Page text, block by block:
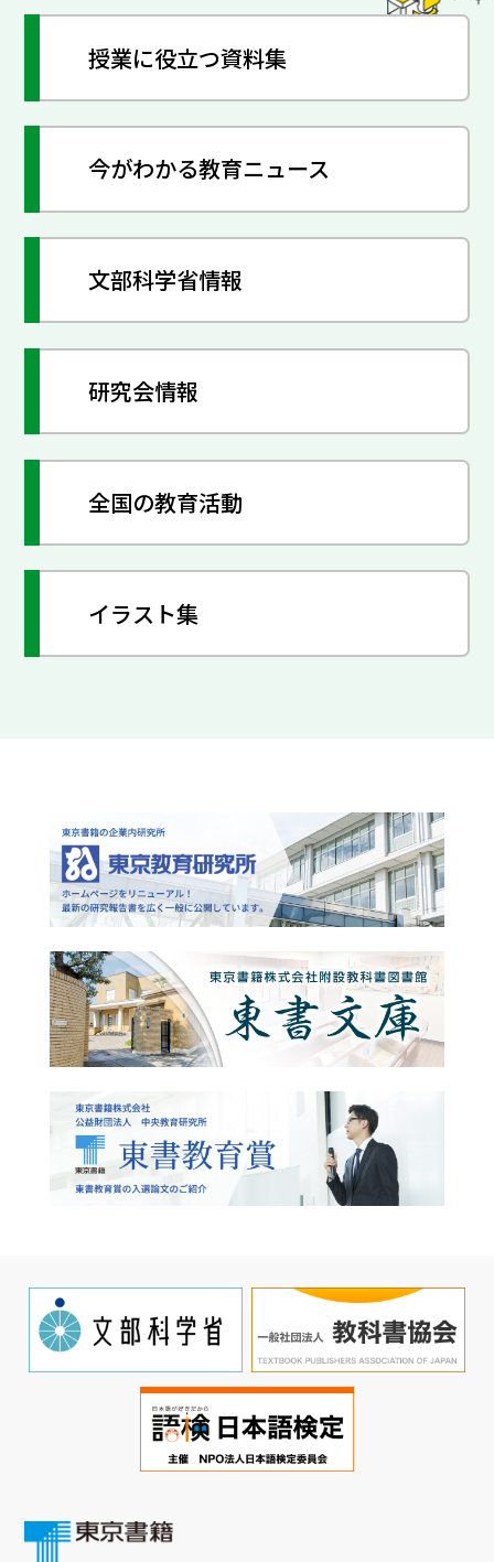
授業に役立つ資料集
今がわかる教育ニュース
文部科学省情報
研究会情報
全国の教育活動
イラスト集